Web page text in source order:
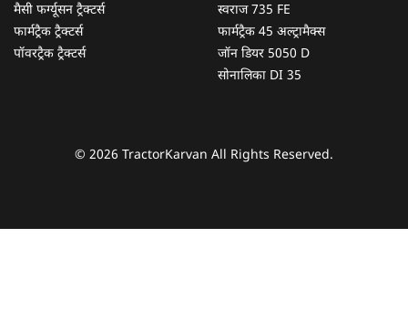
मैसी फर्ग्यूसन ट्रैक्टर्स
फार्मट्रैक ट्रैक्टर्स
पॉवरट्रैक ट्रैक्टर्स
स्वराज 735 FE
फार्मट्रैक 45 अल्ट्रामैक्स
जॉन डियर 5050 D
सोनालिका DI 35
© 2026 TractorKarvan All Rights Reserved.